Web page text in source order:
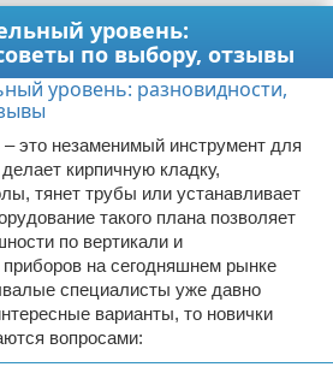
уровень:
по выбору, отзывы
это незаменимый инструмент для
кирпичную кладку,
тянет трубы или устанавливает
такого плана позволяет
по вертикали и
на сегодняшнем рынке
специалисты уже давно
варианты, то новички
вопросами: